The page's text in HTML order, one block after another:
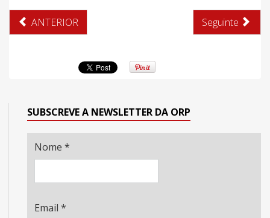
ANTERIOR Seguinte
SUBSCREVE A NEWSLETTER DA ORP
Nome *
Email *